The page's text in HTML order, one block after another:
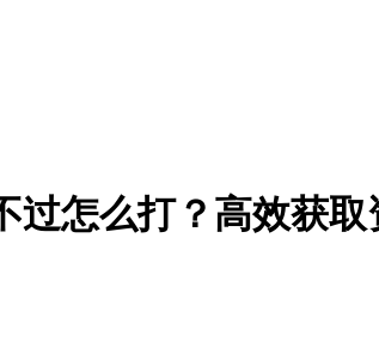
过怎么打？高效获